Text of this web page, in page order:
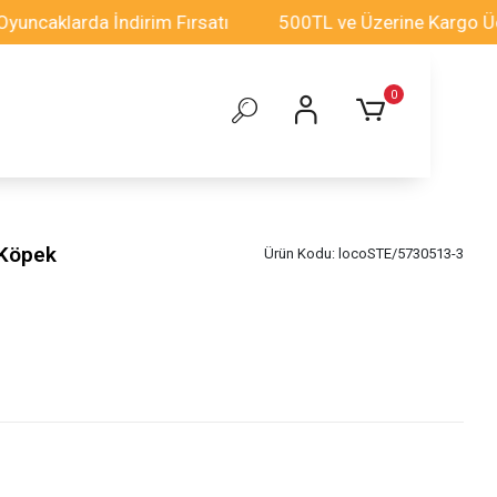
İndirim Fırsatı 500TL ve Üzerine Kargo
0
Ürün Kodu: locoSTE/5730513-3